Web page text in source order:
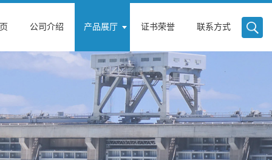
公司介绍 产品展厅 证书荣誉 联系方式